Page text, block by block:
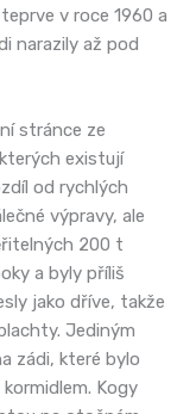
v roce 1960 a
narazily až pod
stránce ze
existují
od rychlých
výpravy, ale
200 t
a byly příliš
jako dříve, takže
Jediným
zádi, které bylo
Kogy